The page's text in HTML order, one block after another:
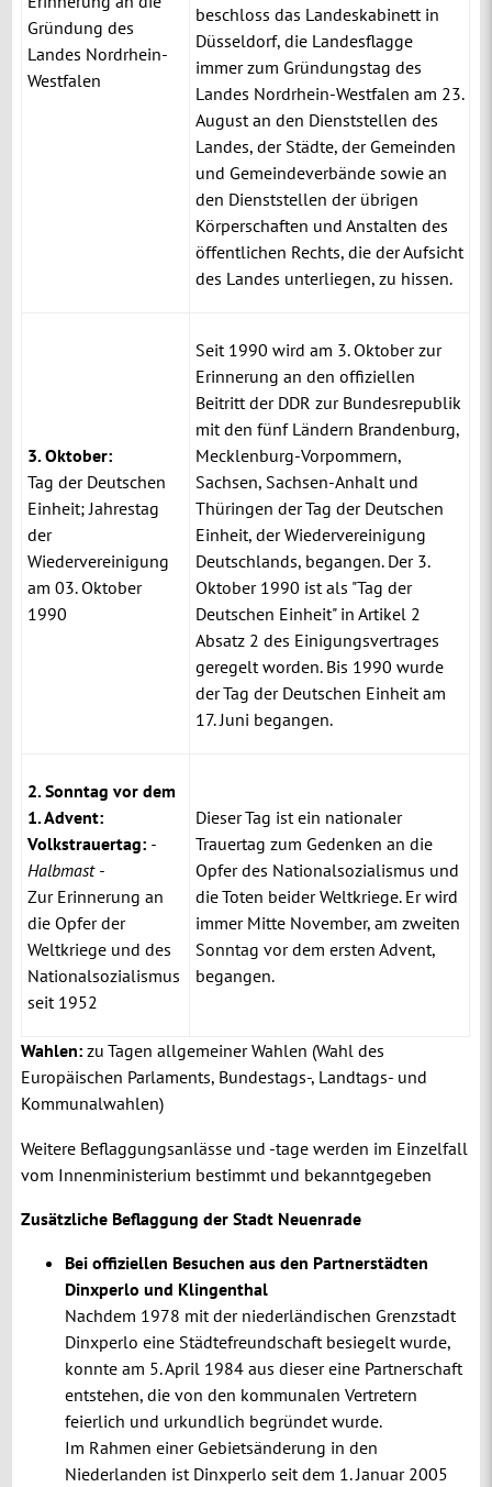
Gründung des
Landes Nordrhein-
Westfalen
beschloss das Landeskabinett in
Düsseldorf, die Landesflagge
immer zum Gründungstag des
Landes Nordrhein-Westfalen am 23.
August an den Dienststellen des
Landes, der Städte, der Gemeinden
und Gemeindeverbände sowie an
den Dienststellen der übrigen
Körperschaften und Anstalten des
öffentlichen Rechts, die der Aufsicht
des Landes unterliegen, zu hissen.
3. Oktober:
Tag der Deutschen
Einheit; Jahrestag
der
Wiedervereinigung
am 03. Oktober
1990
Seit 1990 wird am 3. Oktober zur
Erinnerung an den offiziellen
Beitritt der DDR zur Bundesrepublik
mit den fünf Ländern Brandenburg,
Mecklenburg-Vorpommern,
Sachsen, Sachsen-Anhalt und
Thüringen der Tag der Deutschen
Einheit, der Wiedervereinigung
Deutschlands, begangen. Der 3.
Oktober 1990 ist als "Tag der
Deutschen Einheit" in Artikel 2
Absatz 2 des Einigungsvertrages
geregelt worden. Bis 1990 wurde
der Tag der Deutschen Einheit am
17. Juni begangen.
2. Sonntag vor dem
1. Advent:
Volkstrauertag: -
Halbmast -
Zur Erinnerung an
die Opfer der
Weltkriege und des
Nationalsozialismus
seit 1952
Dieser Tag ist ein nationaler
Trauertag zum Gedenken an die
Opfer des Nationalsozialismus und
die Toten beider Weltkriege. Er wird
immer Mitte November, am zweiten
Sonntag vor dem ersten Advent,
begangen.
Wahlen: zu Tagen allgemeiner Wahlen (Wahl des
Europäischen Parlaments, Bundestags-, Landtags- und
Kommunalwahlen)
Weitere Beflaggungsanlässe und -tage werden im Einzelfall
vom Innenministerium bestimmt und bekanntgegeben
Zusätzliche Beflaggung der Stadt Neuenrade
Bei offiziellen Besuchen aus den Partnerstädten
Dinxperlo und Klingenthal
Nachdem 1978 mit der niederländischen Grenzstadt
Dinxperlo eine Städtefreundschaft besiegelt wurde,
konnte am 5. April 1984 aus dieser eine Partnerschaft
entstehen, die von den kommunalen Vertretern
feierlich und urkundlich begründet wurde.
Im Rahmen einer Gebietsänderung in den
Niederlanden ist Dinxperlo seit dem 1. Januar 2005